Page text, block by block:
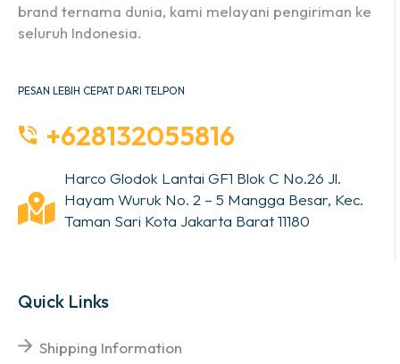
brand ternama dunia, kami melayani pengiriman ke
seluruh Indonesia.
PESAN LEBIH CEPAT DARI TELPON
+628132055816
Harco Glodok Lantai GF1 Blok C No.26 Jl.
Hayam Wuruk No. 2 – 5 Mangga Besar, Kec.
Taman Sari Kota Jakarta Barat 11180
Quick Links
Shipping Information